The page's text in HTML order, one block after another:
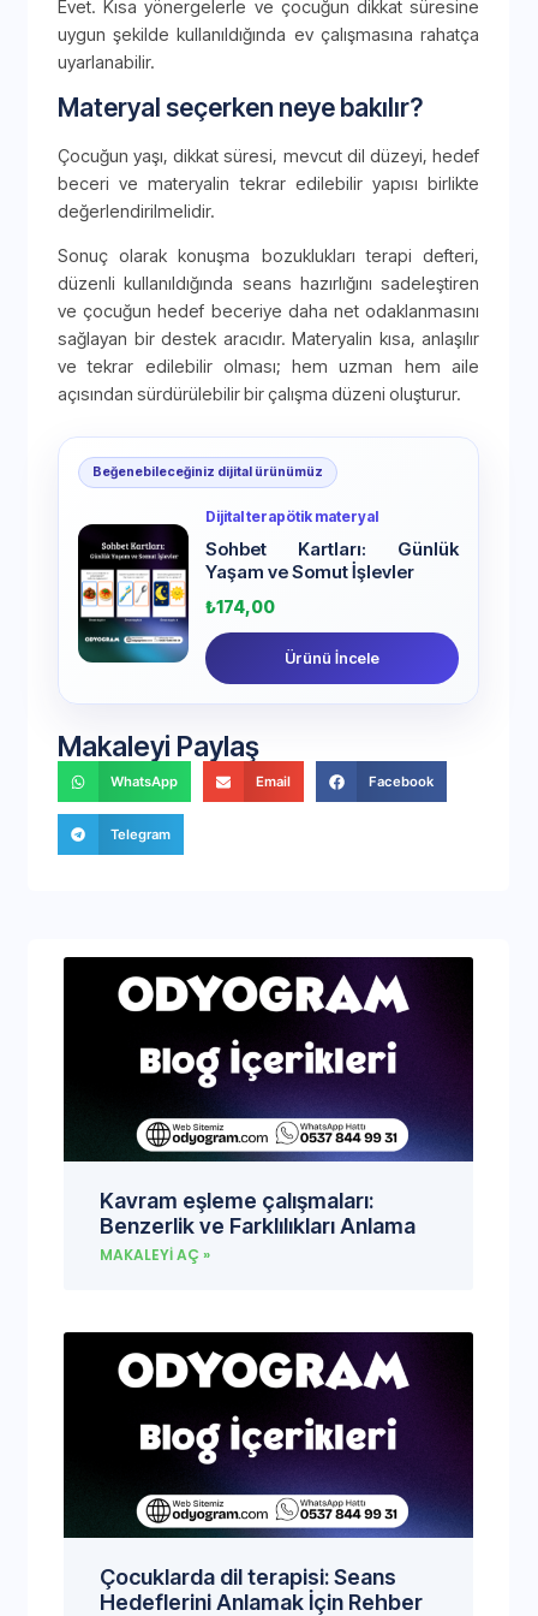
Evet. Kısa yönergelerle ve çocuğun dikkat süresine
uygun şekilde kullanıldığında ev çalışmasına rahatça
uyarlanabilir.
Materyal seçerken neye bakılır?
Çocuğun yaşı, dikkat süresi, mevcut dil düzeyi, hedef
beceri ve materyalin tekrar edilebilir yapısı birlikte
değerlendirilmelidir.
Sonuç olarak konuşma bozuklukları terapi defteri,
düzenli kullanıldığında seans hazırlığını sadeleştiren
ve çocuğun hedef beceriye daha net odaklanmasını
sağlayan bir destek aracıdır. Materyalin kısa, anlaşılır
ve tekrar edilebilir olması; hem uzman hem aile
açısından sürdürülebilir bir çalışma düzeni oluşturur.
Beğenebileceğiniz dijital ürünümüz
Dijital terapötik materyal
Sohbet Kartları: Günlük
Yaşam ve Somut İşlevler
₺174,00
Ürünü İncele
Makaleyi Paylaş
WhatsApp Email Facebook
Telegram
Kavram eşleme çalışmaları:
Benzerlik ve Farklılıkları Anlama
MAKALEYI AÇ »
Çocuklarda dil terapisi: Seans
Hedeflerini Anlamak İçin Rehber